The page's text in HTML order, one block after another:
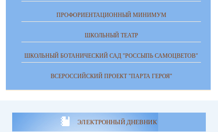
ПРОФОРИЕНТАЦИОННЫЙ МИНИМУМ
ШКОЛЬНЫЙ ТЕАТР
ШКОЛЬНЫЙ БОТАНИЧЕСКИЙ САД "РОССЫПЬ САМОЦВЕТОВ"
ВСЕРОССИЙСКИЙ ПРОЕКТ "ПАРТА ГЕРОЯ"
ЭЛЕКТРОННЫЙ ДНЕВНИК